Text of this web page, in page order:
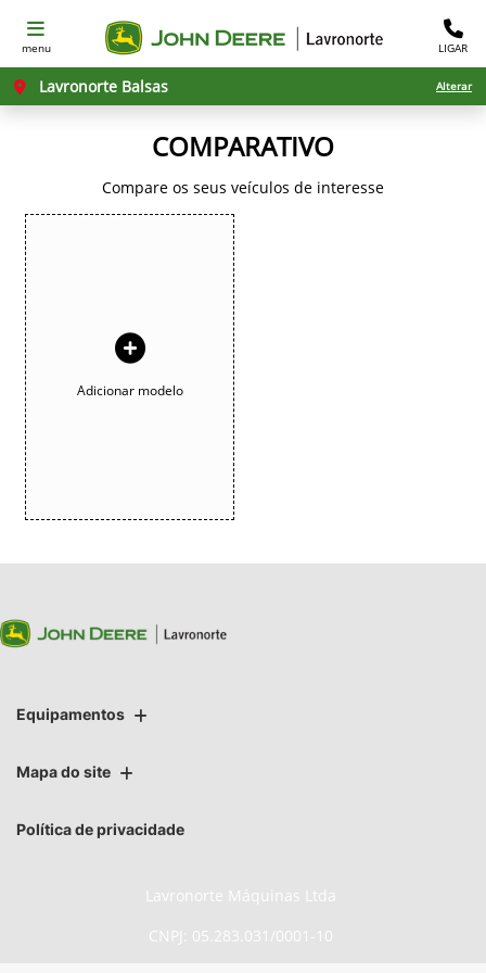
menu LIGAR
Lavronorte Balsas Alterar
COMPARATIVO
Compare os seus veículos de interesse
Adicionar modelo
Equipamentos
Mapa do site
Política de privacidade
Lavronorte Máquinas Ltda
CNPJ: 05.283.031/0001-10